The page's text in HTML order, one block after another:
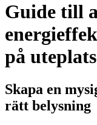
Guide till
på
Skapa en
rätt belysning